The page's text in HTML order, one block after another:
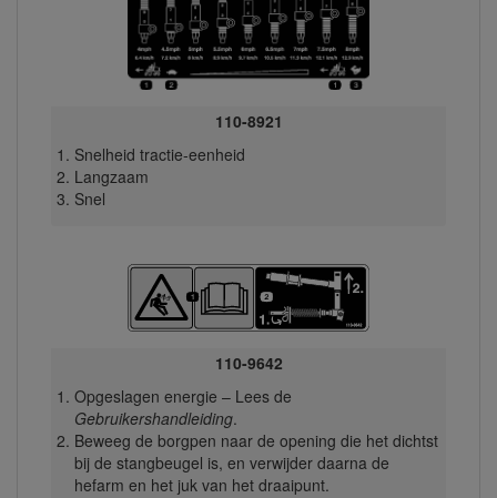
110-8921
Snelheid tractie-eenheid
Langzaam
Snel
110-9642
Opgeslagen energie – Lees de
Gebruikershandleiding.
Beweeg de borgpen naar de opening die het dichtst
bij de stangbeugel is, en verwijder daarna de
hefarm en het juk van het draaipunt.